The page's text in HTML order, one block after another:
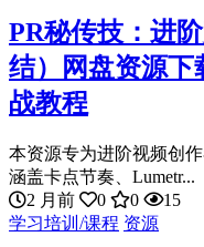
PR秘传技：进
结）网盘资源下
战教程
本资源专为进阶视频创
涵盖卡点节奏、Lumetr...
2 月前
0 0
15
学习培训/课程 资源